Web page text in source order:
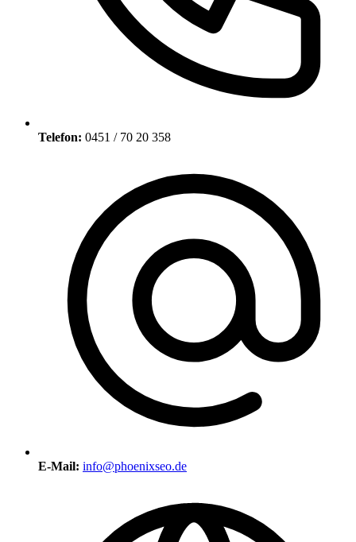
Telefon: 0451 / 70 20 358
E-Mail: info@phoenixseo.de